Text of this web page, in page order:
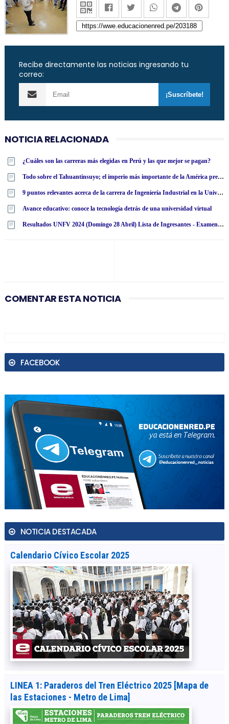
Recibe directamente las noticias ingresando tu
correo:
NOTICIA RELACIONADA
¿Cuáles son las carreras más elegidas en Perú y las que mejor se pagan?
Todo sobre el Tahuantinsuyo; el imperio más importante de la América precolombina
9 puntos relevantes acerca de la carrera de Ingeniería Industrial en la Universidad Tecnológica Latinoamericana en línea
Avance educativo: conoce la tecnología detrás de una universidad virtual
Resultados UNFV 2024 (Domingo 28 Abril) Lista de Ingresantes - Examen Admisión Ordinario y Extraordinario - Universidad Nacional Federico Villarreal - www·unfv·edu·pe
COMENTAR ESTA NOTICIA
FACEBOOK
NOTICIA DESTACADA
Calendario Cívico Escolar 2025
LINEA 1: Paraderos del Tren Eléctrico 2025 [Mapa de
las Estaciones - Metro de Lima]